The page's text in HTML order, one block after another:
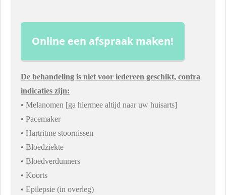
Online een afspraak maken!
De behandeling is niet voor iedereen geschikt, contra
indicaties zijn:
• Melanomen [ga hiermee altijd naar uw huisarts]
• Pacemaker
• Hartritme stoornissen
• Bloedziekte
• Bloedverdunners
• Koorts
• Epilepsie (in overleg)